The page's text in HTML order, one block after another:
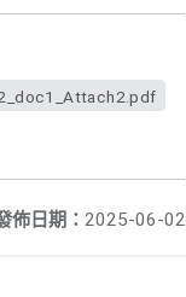
佈日期： 2025-06-02